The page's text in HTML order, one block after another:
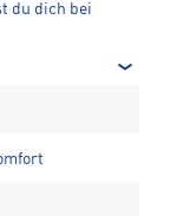
du dich bei